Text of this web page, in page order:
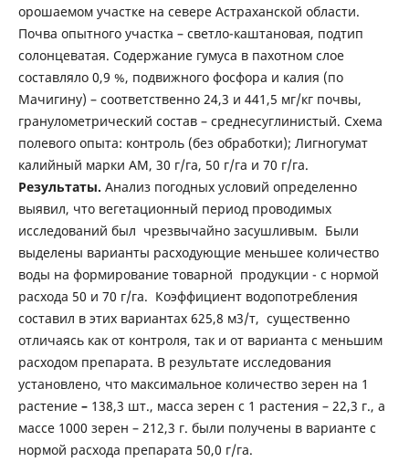
орошаемом участке на севере Астраханской области.
Почва опытного участка – светло-каштановая, подтип
солонцеватая. Содержание гумуса в пахотном слое
составляло 0,9 %, подвижного фосфора и калия (по
Мачигину) – соответственно 24,3 и 441,5 мг/кг почвы,
гранулометрический состав – среднесуглинистый. Схема
полевого опыта: контроль (без обработки); Лигногумат
калийный марки АМ, 30 г/га, 50 г/га и 70 г/га.
Результаты. Анализ погодных условий определенно
выявил, что вегетационный период проводимых
исследований был чрезвычайно засушливым. Были
выделены варианты расходующие меньшее количество
воды на формирование товарной продукции - с нормой
расхода 50 и 70 г/га. Коэффициент водопотребления
составил в этих вариантах 625,8 м3/т, существенно
отличаясь как от контроля, так и от варианта с меньшим
расходом препарата. В результате исследования
установлено, что максимальное количество зерен на 1
растение – 138,3 шт., масса зерен с 1 растения – 22,3 г., а
массе 1000 зерен – 212,3 г. были получены в варианте с
нормой расхода препарата 50,0 г/га.